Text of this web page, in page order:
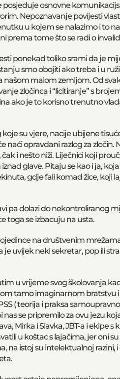
osnovne
Nepoznavanje povijesti
u kojem se nalazimo i to
prema tome što se radi o
ponekad toliko srami da je
smo obojiti ako treba i u
malom zemljom. Od
zločinca i “licitiranje” s
ako je to korisno trenutno
su vjere, nacije ubijene
naći opravdani razlog za zločin.
i nešto niži. Liječnici koji
glave. Pitaju se kao i ja,
gdje fali komad žice, koji
pa dolazi do nekontroliranog
toga se izbacuju na usta.
na društvenim
je uvijek neki sekretar, pop ili
u vrijeme svog školovanja
tamo imaginarnom bratstvu
( teorija i praksa
nas se pripremilo za ovu jezu
Mirka i Slavka, JBT-a i ekipe s
u koštac s lajačima, jer oni su
na istoj su intelektualnoj razini, i